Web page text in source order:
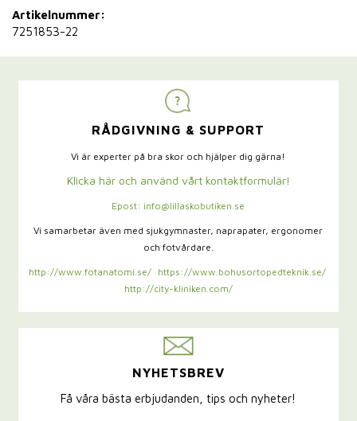
Artikelnummer:
7251853-22
RÅDGIVNING & SUPPORT
Vi är experter på bra skor och hjälper dig gärna!
Klicka här och använd vårt kontaktformulär!
Epost: info@lillaskobutiken.se
Vi samarbetar även med sjukgymnaster, naprapater, ergonomer
och fotvårdare.
http://www.fotanatomi.se/
https://www.bohusortopedteknik.se/
http://city-kliniken.com/
NYHETSBREV
Få våra bästa erbjudanden, tips och nyheter!